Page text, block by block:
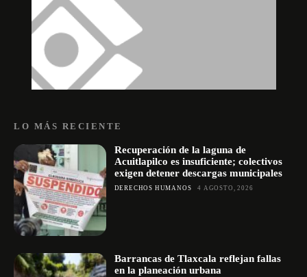
LO MÁS RECIENTE
Recuperación de la laguna de
Acuitlapilco es insuficiente; colectivos
exigen detener descargas municipales
DERECHOS HUMANOS 4 AGOSTO, 2026
Barrancas de Tlaxcala reflejan fallas
en la planeación urbana